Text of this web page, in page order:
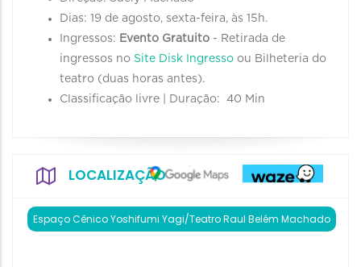
Dias: 19 de agosto, sexta-feira, às 15h.
Ingressos: Evento Gratuito - Retirada de
ingressos no Site Disk Ingresso ou Bilheteria do
teatro (duas horas antes).
Classificação livre | Duração: 40 Min
LOCALIZAÇÃO
Espaço Cênico Yoshifumi Yagi/Teatro Raul Belém Machado